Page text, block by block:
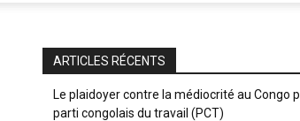
ARTICLES RÉCENTS
Le plaidoyer contre la médiocrité au Congo
parti congolais du travail (PCT)